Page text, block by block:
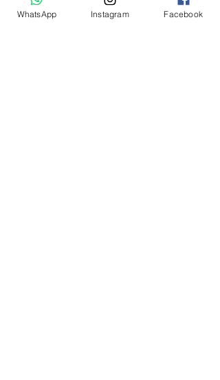
WhatsApp Instagram Facebook